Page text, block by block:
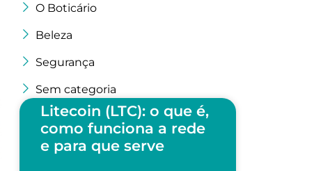
O Boticário
Beleza
Segurança
Sem categoria
Litecoin (LTC): o que é,
como funciona a rede
e para que serve